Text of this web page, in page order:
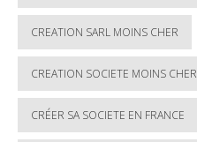
CREATION SARL MOINS CHER
CREATION SOCIETE MOINS CHER
CRÉER SA SOCIETE EN FRANCE